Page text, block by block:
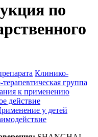
по
Клинико-
группа
к применению
действие
у детей